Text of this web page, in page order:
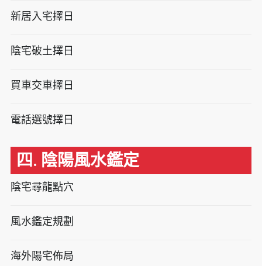
新居入宅擇日
陰宅破土擇日
買車交車擇日
電話選號擇日
四. 陰陽風水鑑定
陰宅尋龍點穴
風水鑑定規劃
海外陽宅佈局